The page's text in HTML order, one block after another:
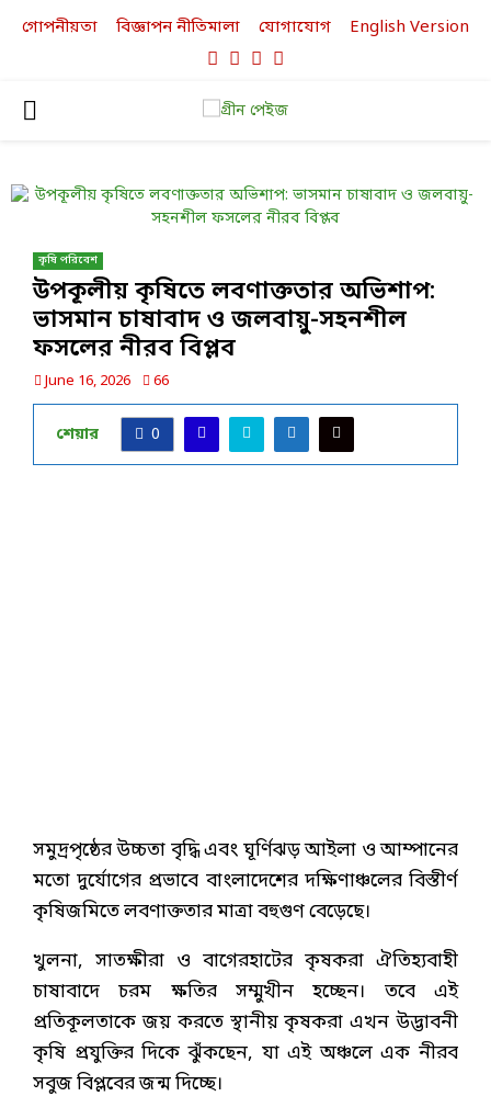
গোপনীয়তা বিজ্ঞাপন নীতিমালা যোগাযোগ English Version
Facebook
TwitterLinkedin
PRIMARY
কৃষি পরিবেশ
উপকূলীয় কৃষিতে লবণাক্ততার অভিশাপ:
ভাসমান চাষাবাদ ও জলবায়ু-সহনশীল
ফসলের নীরব বিপ্লব
June 16, 2026 66
শেয়ার 0
সমুদ্রপৃষ্ঠের উচ্চতা বৃদ্ধি এবং ঘূর্ণিঝড় আইলা ও আম্পানের
মতো দুর্যোগের প্রভাবে বাংলাদেশের দক্ষিণাঞ্চলের বিস্তীর্ণ
কৃষিজমিতে লবণাক্ততার মাত্রা বহুগুণ বেড়েছে।
খুলনা, সাতক্ষীরা ও বাগেরহাটের কৃষকরা ঐতিহ্যবাহী
চাষাবাদে চরম ক্ষতির সম্মুখীন হচ্ছেন। তবে এই
প্রতিকূলতাকে জয় করতে স্থানীয় কৃষকরা এখন উদ্ভাবনী
কৃষি প্রযুক্তির দিকে ঝুঁকছেন, যা এই অঞ্চলে এক নীরব
সবুজ বিপ্লবের জন্ম দিচ্ছে।